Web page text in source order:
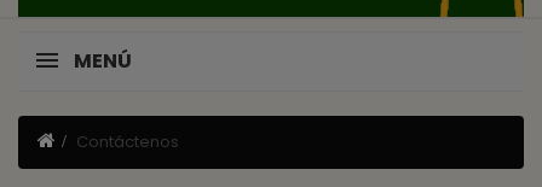
MENÚ
Contáctenos